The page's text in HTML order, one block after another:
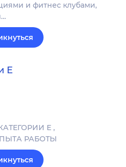
и фитнес клубами,
Е
Е ,
РАБОТЫ